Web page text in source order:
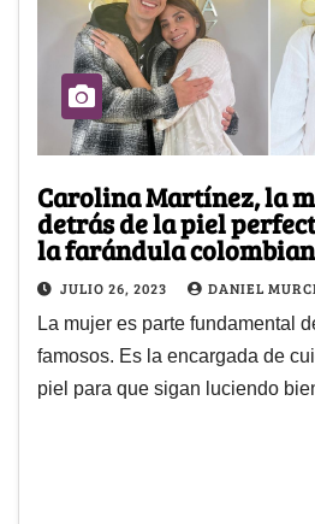
Carolina Martínez, la
detrás de la piel
la farándula
JULIO 26, 2023 DANIEL
La mujer es parte fundamental
famosos. Es la encargada de
piel para que sigan luciendo